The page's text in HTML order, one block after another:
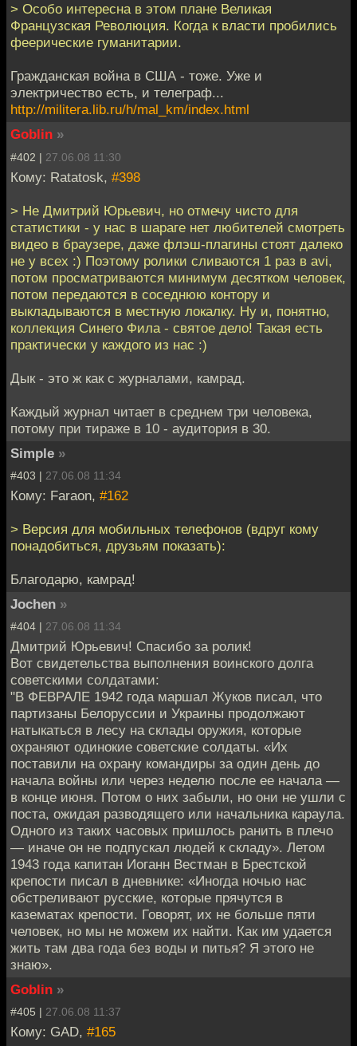
> Особо интересна в этом плане Великая
Французская Революция. Когда к власти пробились
феерические гуманитарии.
Гражданская война в США - тоже. Уже и
электричество есть, и телеграф...
http://militera.lib.ru/h/mal_km/index.html
Goblin »
#402 | 27.06.08 11:30
Кому: Ratatosk, #398
> Не Дмитрий Юрьевич, но отмечу чисто для
статистики - у нас в шараге нет любителей смотреть
видео в браузере, даже флэш-плагины стоят далеко
не у всех :) Поэтому ролики сливаются 1 раз в avi,
потом просматриваются минимум десятком человек,
потом передаются в соседнюю контору и
выкладываются в местную локалку. Ну и, понятно,
коллекция Синего Фила - святое дело! Такая есть
практически у каждого из нас :)
Дык - это ж как с журналами, камрад.
Каждый журнал читает в среднем три человека,
потому при тираже в 10 - аудитория в 30.
Simple »
#403 | 27.06.08 11:34
Кому: Faraon, #162
> Версия для мобильных телефонов (вдруг кому
понадобиться, друзьям показать):
Благодарю, камрад!
Jochen »
#404 | 27.06.08 11:34
Дмитрий Юрьевич! Спасибо за ролик!
Вот свидетельства выполнения воинского долга
советскими солдатами:
"В ФЕВРАЛЕ 1942 года маршал Жуков писал, что
партизаны Белоруссии и Украины продолжают
натыкаться в лесу на склады оружия, которые
охраняют одинокие советские солдаты. «Их
поставили на охрану командиры за один день до
начала войны или через неделю после ее начала —
в конце июня. Потом о них забыли, но они не ушли с
поста, ожидая разводящего или начальника караула.
Одного из таких часовых пришлось ранить в плечо
— иначе он не подпускал людей к складу». Летом
1943 года капитан Иоганн Вестман в Брестской
крепости писал в дневнике: «Иногда ночью нас
обстреливают русские, которые прячутся в
казематах крепости. Говорят, их не больше пяти
человек, но мы не можем их найти. Как им удается
жить там два года без воды и питья? Я этого не
знаю».
Goblin »
#405 | 27.06.08 11:37
Кому: GAD, #165